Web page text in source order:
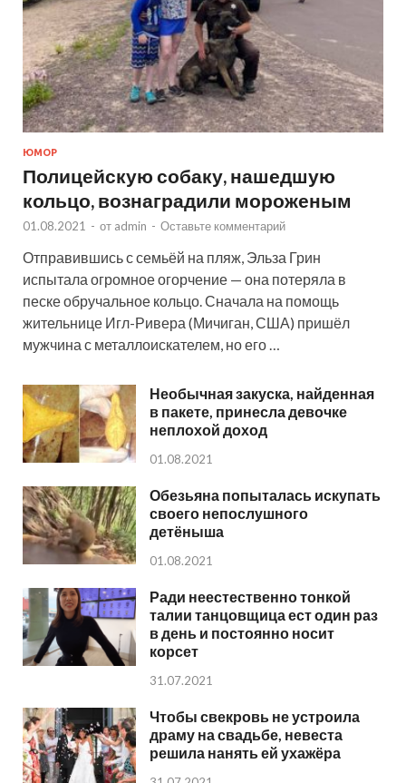
ЮМОР
Полицейскую собаку, нашедшую
кольцо, вознаградили мороженым
01.08.2021 - от admin - Оставьте комментарий
Отправившись с семьёй на пляж, Эльза Грин
испытала огромное огорчение — она потеряла в
песке обручальное кольцо. Сначала на помощь
жительнице Игл-Ривера (Мичиган, США) пришёл
мужчина с металлоискателем, но его …
Необычная закуска, найденная
в пакете, принесла девочке
неплохой доход
01.08.2021
Обезьяна попыталась искупать
своего непослушного
детёныша
01.08.2021
Ради неестественно тонкой
талии танцовщица ест один раз
в день и постоянно носит
корсет
31.07.2021
Чтобы свекровь не устроила
драму на свадьбе, невеста
решила нанять ей ухажёра